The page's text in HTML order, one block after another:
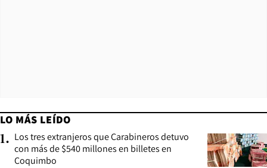
LO MÁS LEÍDO
1. Los tres extranjeros que Carabineros detuvo
con más de $540 millones en billetes en
Coquimbo